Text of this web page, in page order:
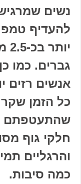
נשים
להעדיף
גברים. כמו
אנשים רזים
כל הזמן
שהתעטפתם
חלקי גוף
והרגליים
כמה סיבות.